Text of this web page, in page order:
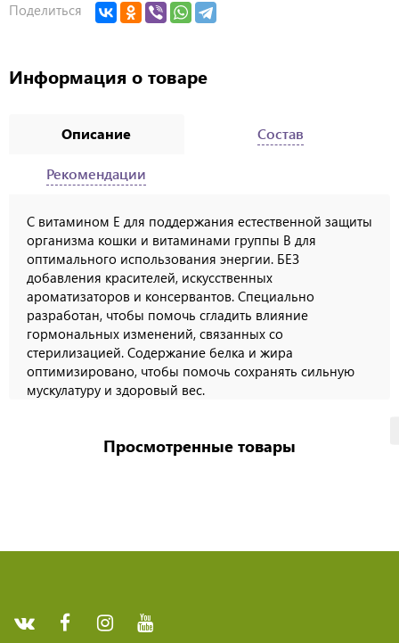
Поделиться
Информация о товаре
Описание
С витамином E для поддержания естественной защиты
организма кошки и витаминами группы B для
оптимального использования энергии. БЕЗ
добавления красителей, искусственных
ароматизаторов и консервантов. Специально
разработан, чтобы помочь сгладить влияние
гормональных изменений, связанных со
стерилизацией. Содержание белка и жира
оптимизировано, чтобы помочь сохранять сильную
мускулатуру и здоровый вес.
Состав
Рекомендации
Просмотренные товары